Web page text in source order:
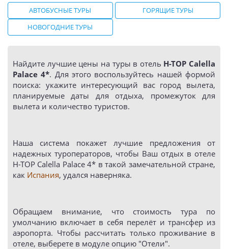
АВТОБУСНЫЕ ТУРЫ
ГОРЯЩИЕ ТУРЫ
НОВОГОДНИЕ ТУРЫ
Найдите лучшие цены на туры в отель H-TOP Calella
Palace 4*. Для этого воспользуйтесь нашей формой
поиска: укажите интересующий вас город вылета,
планируемые даты для отдыха, промежуток для
вылета и количество туристов.
Наша система покажет лучшие предложения от
надежных туроператоров, чтобы Ваш отдых в отеле
H-TOP Calella Palace 4* в такой замечательной стране,
как Испания, удался наверняка.
Обращаем внимание, что стоимость тура по
умолчанию включает в себя перелёт и трансфер из
аэропорта. Чтобы рассчитать только проживание в
отеле, выберете в модуле опцию "Отели".